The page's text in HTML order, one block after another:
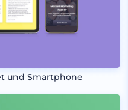
und Smartphone